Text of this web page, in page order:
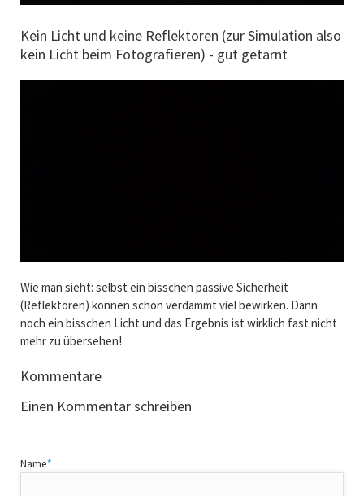
Kein Licht und keine Reflektoren (zur Simulation also
kein Licht beim Fotografieren) - gut getarnt
Wie man sieht: selbst ein bisschen passive Sicherheit
(Reflektoren) können schon verdammt viel bewirken. Dann
noch ein bisschen Licht und das Ergebnis ist wirklich fast nicht
mehr zu übersehen!
Kommentare
Einen Kommentar schreiben
Pflichtfeld
Name*